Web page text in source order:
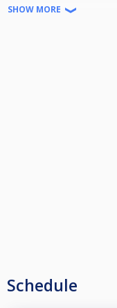
de su enfrentamiento.
SHOW MORE
Schedule